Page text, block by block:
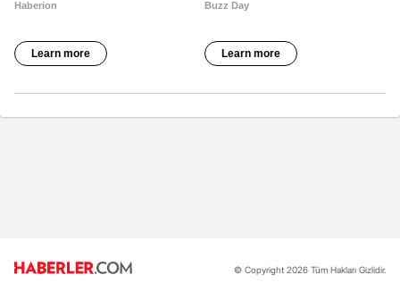
© Copyright 2026 Tüm Hakları Gizlidir.